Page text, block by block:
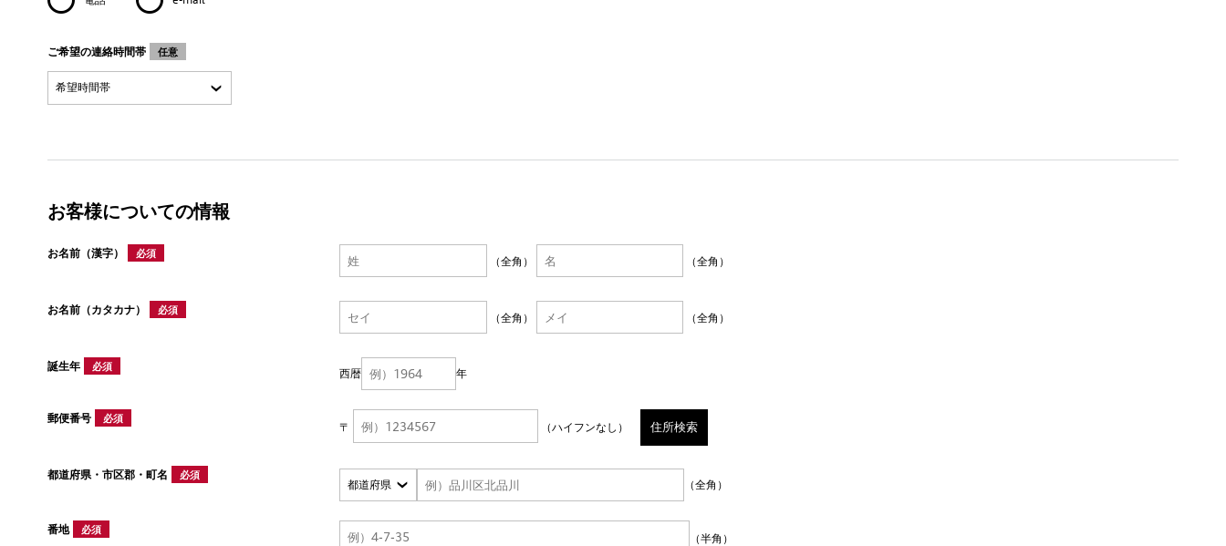
ご希望の連絡時間帯 任意
お客様についての情報
お名前（漢字） 必須
（全角） （全角）
お名前（カタカナ） 必須
（全角） （全角）
誕生年 必須
西暦 年
郵便番号 必須
〒 （ハイフンなし） 住所検索
都道府県・市区郡・町名 必須
（全角）
番地 必須
（半角）